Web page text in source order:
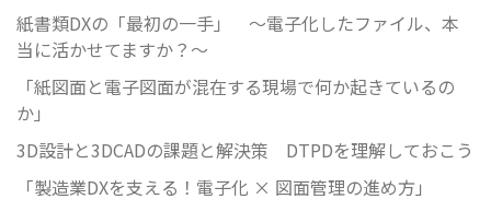
紙書類DXの「最初の一手」 ～電子化したファイル、本
当に活かせてますか？～
「紙図面と電子図面が混在する現場で何か起きているの
か」
3D設計と3DCADの課題と解決策 DTPDを理解しておこう
「製造業DXを支える！電子化 × 図面管理の進め方」